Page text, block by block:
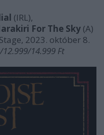
(IRL),
For The Sky (A)
2023. október 8.
14.999 Ft